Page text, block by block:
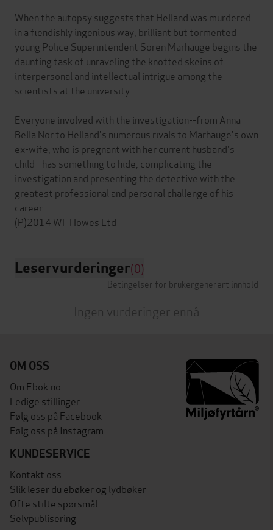
When the autopsy suggests that Helland was murdered
in a fiendishly ingenious way, brilliant but tormented
young Police Superintendent Soren Marhauge begins the
daunting task of unraveling the knotted skeins of
interpersonal and intellectual intrigue among the
scientists at the university.
Everyone involved with the investigation--from Anna
Bella Nor to Helland's numerous rivals to Marhauge's own
ex-wife, who is pregnant with her current husband's
child--has something to hide, complicating the
investigation and presenting the detective with the
greatest professional and personal challenge of his
career.
Leservurderinger(0)
Betingelser for brukergenerert innhold
Ingen vurderinger ennå
OM OSS
Om Ebok.no
Ledige stillinger
Følg oss på Facebook
Følg oss på Instagram
KUNDESERVICE
Kontakt oss
Slik leser du ebøker og lydbøker
Ofte stilte spørsmål
Selvpublisering